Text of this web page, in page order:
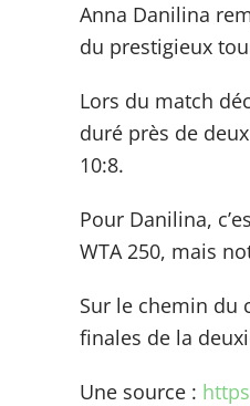
Anna Danilina
du prestigieux
Lors du match
duré près de
10:8.
Pour Danilina,
WTA 250, mais
Sur le chemin du
finales de la
Une source :